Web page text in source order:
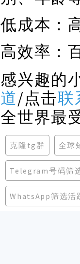
低成本：
高效率：
感兴趣的
道/点击联
全世界最
克隆tg群 全球
Telegram号码筛
WhatsApp筛选活